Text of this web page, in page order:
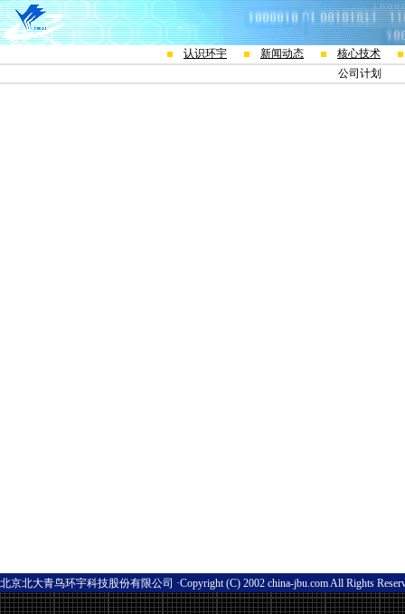
认识环宇 新闻动态
核心技术
公司计划
北京北大青鸟环宇科技股份有限公司 ·Copyright (C) 2002 china-jbu.com All Rights